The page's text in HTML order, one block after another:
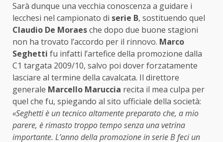
Sarà dunque una vecchia conoscenza a guidare i
lecchesi nel campionato di serie B, sostituendo quel
Claudio De Moraesche dopo due buone stagioni
non ha trovato l’accordo per il rinnovo. Marco
Seghetti fu infatti l’artefice della promozione dalla
C1 targata 2009/10, salvo poi dover forzatamente
lasciare al termine della cavalcata. Il direttore
generale Marcello Maruccia recita il mea culpa per
quel che fu, spiegando al sito ufficiale della società:
«Seghetti è un tecnico altamente preparato che, a mio
parere, è rimasto troppo tempo senza una vetrina
importante. L’anno della promozione in serie B feci un